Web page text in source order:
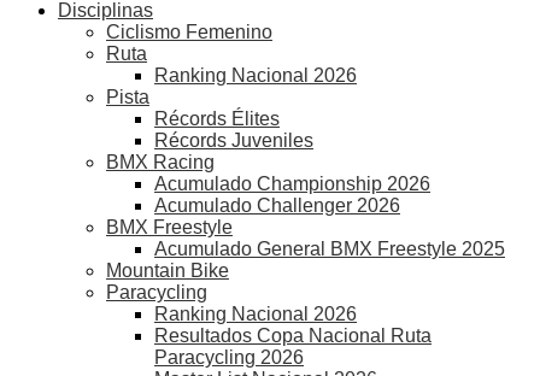
Disciplinas
Ciclismo Femenino
Ruta
Ranking Nacional 2026
Pista
Récords Élites
Récords Juveniles
BMX Racing
Acumulado Championship 2026
Acumulado Challenger 2026
BMX Freestyle
Acumulado General BMX Freestyle 2025
Mountain Bike
Paracycling
Ranking Nacional 2026
Resultados Copa Nacional Ruta
Paracycling 2026